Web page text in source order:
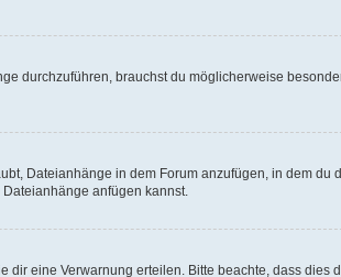
durchzuführen, brauchst du möglicherweise
Dateianhänge in dem Forum anzufügen, in dem du
anfügen kannst.
dir eine Verwarnung erteilen. Bitte beachte, dass dies